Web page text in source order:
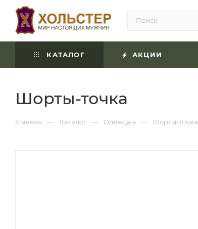
КАТАЛОГ АКЦИИ
Шорты-точка
Главная — Каталог — Одежда — Шорты-точка